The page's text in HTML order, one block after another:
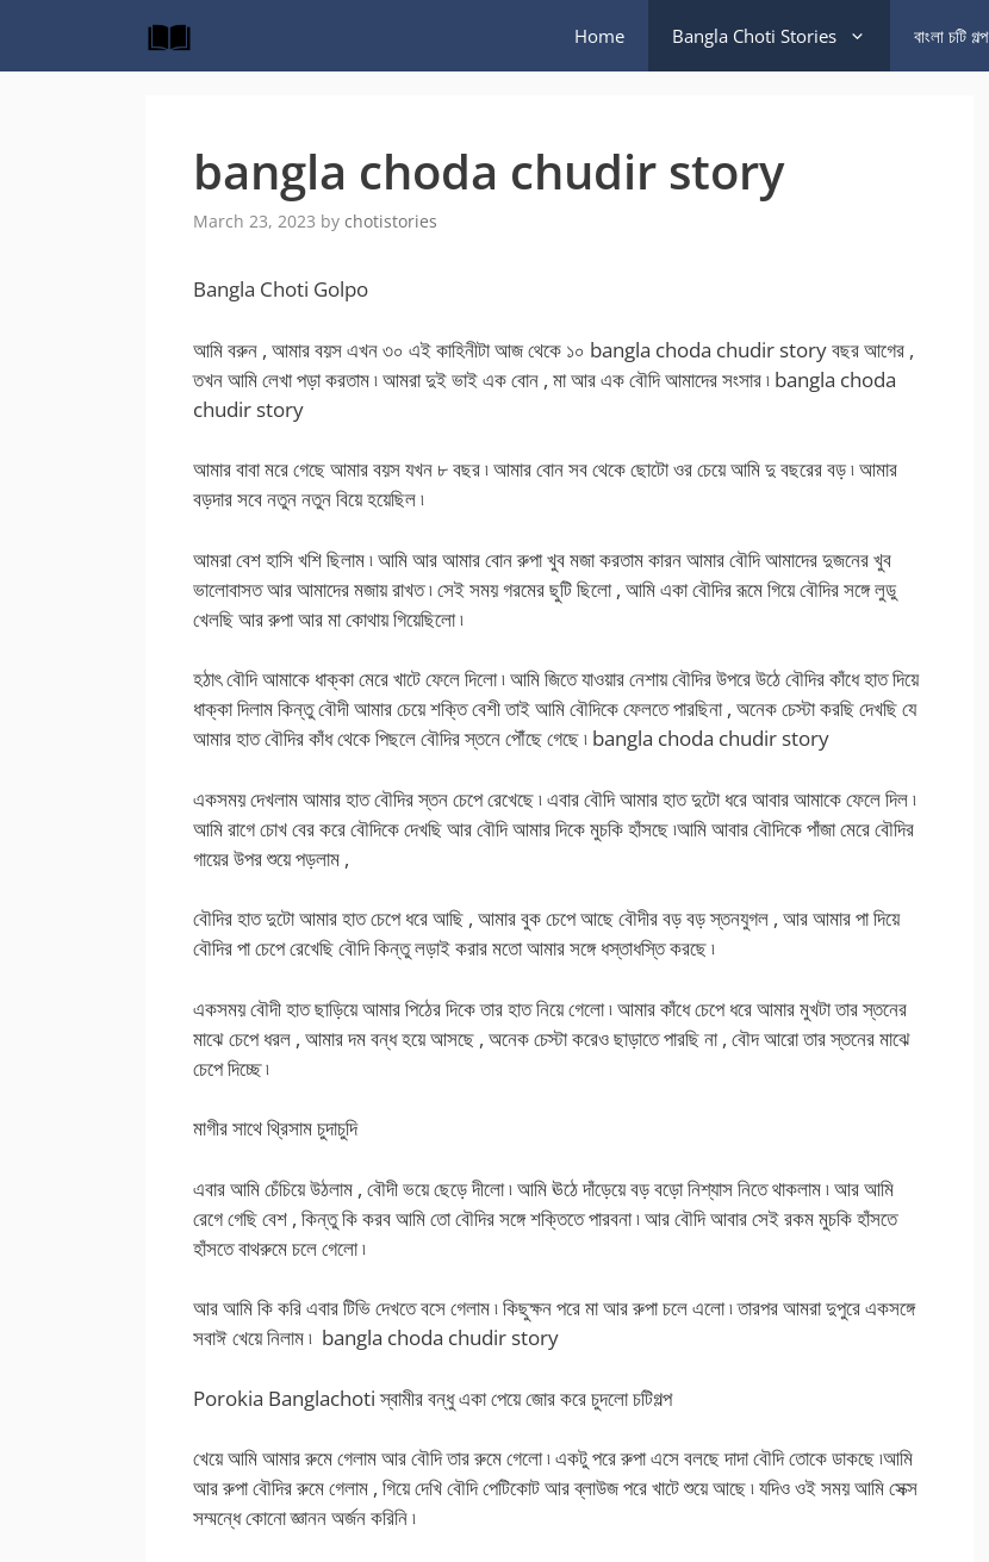
content
Home Bangla Choti Stories বাংলা চটি গল্প
bangla choda chudir story
March 23, 2023 by chotistories
Bangla Choti Golpo
আমি বরুন , আমার বয়স এখন ৩০ এই কাহিনীটা আজ থেকে ১০ bangla choda chudir story বছর আগের ,
তখন আমি লেখা পড়া করতাম ৷ আমরা দুই ভাই এক বোন , মা আর এক বৌদি আমাদের সংসার ৷ bangla choda
chudir story
আমার বাবা মরে গেছে আমার বয়স যখন ৮ বছর ৷ আমার বোন সব থেকে ছোটো ওর চেয়ে আমি দু বছরের বড় ৷ আমার
বড়দার সবে নতুন নতুন বিয়ে হয়েছিল ৷
আমরা বেশ হাসি খশি ছিলাম ৷ আমি আর আমার বোন রুপা খুব মজা করতাম কারন আমার বৌদি আমাদের দুজনের খুব
ভালোবাসত আর আমাদের মজায় রাখত ৷ সেই সময় গরমের ছুটি ছিলো , আমি একা বৌদির রূমে গিয়ে বৌদির সঙ্গে লুডু
খেলছি আর রুপা আর মা কোথায় গিয়েছিলো ৷
হঠাৎ বৌদি আমাকে ধাক্কা মেরে খাটে ফেলে দিলো ৷ আমি জিতে যাওয়ার নেশায় বৌদির উপরে উঠে বৌদির কাঁধে হাত দিয়ে
ধাক্কা দিলাম কিন্তু বৌদী আমার চেয়ে শক্তি বেশী তাই আমি বৌদিকে ফেলতে পারছিনা , অনেক চেস্টা করছি দেখছি যে
আমার হাত বৌদির কাঁধ থেকে পিছলে বৌদির স্তনে পৌঁছে গেছে ৷ bangla choda chudir story
একসময় দেখলাম আমার হাত বৌদির স্তন চেপে রেখেছে ৷ এবার বৌদি আমার হাত দুটো ধরে আবার আমাকে ফেলে দিল ৷
আমি রাগে চোখ বের করে বৌদিকে দেখছি আর বৌদি আমার দিকে মুচকি হাঁসছে ৷আমি আবার বৌদিকে পাঁজা মেরে বৌদির
গায়ের উপর শুয়ে পড়লাম ,
বৌদির হাত দুটো আমার হাত চেপে ধরে আছি , আমার বুক চেপে আছে বৌদীর বড় বড় স্তনযুগল , আর আমার পা দিয়ে
বৌদির পা চেপে রেখেছি বৌদি কিন্তু লড়াই করার মতো আমার সঙ্গে ধস্তাধস্তি করছে ৷
একসময় বৌদী হাত ছাড়িয়ে আমার পিঠের দিকে তার হাত নিয়ে গেলো ৷ আমার কাঁধে চেপে ধরে আমার মুখটা তার স্তনের
মাঝে চেপে ধরল , আমার দম বন্ধ হয়ে আসছে , অনেক চেস্টা করেও ছাড়াতে পারছি না , বৌদ আরো তার স্তনের মাঝে
চেপে দিচ্ছে ৷
মাগীর সাথে থ্রিসাম চুদাচুদি
এবার আমি চেঁচিয়ে উঠলাম , বৌদী ভয়ে ছেড়ে দীলো ৷ আমি ঊঠে দাঁড়েয়ে বড় বড়ো নিশ্যাস নিতে থাকলাম ৷ আর আমি
রেগে গেছি বেশ , কিন্তু কি করব আমি তো বৌদির সঙ্গে শক্তিতে পারবনা ৷ আর বৌদি আবার সেই রকম মুচকি হাঁসতে
হাঁসতে বাথরুমে চলে গেলো ৷
আর আমি কি করি এবার টিভি দেখতে বসে গেলাম ৷ কিছুক্ষন পরে মা আর রুপা চলে এলো ৷ তারপর আমরা দুপুরে একসঙ্গে
সবাঈ খেয়ে নিলাম ৷ bangla choda chudir story
Porokia Banglachoti স্বামীর বন্ধু একা পেয়ে জোর করে চুদলো চটিগল্প
খেয়ে আমি আমার রুমে গেলাম আর বৌদি তার রুমে গেলো ৷ একটু পরে রুপা এসে বলছে দাদা বৌদি তোকে ডাকছে ৷আমি
আর রুপা বৌদির রুমে গেলাম , গিয়ে দেখি বৌদি পেটিকোট আর ব্লাউজ পরে খাটে শুয়ে আছে ৷ যদিও ওই সময় আমি সেক্স
সম্মন্ধে কোনো জ্ঞানন অর্জন করিনি ৷